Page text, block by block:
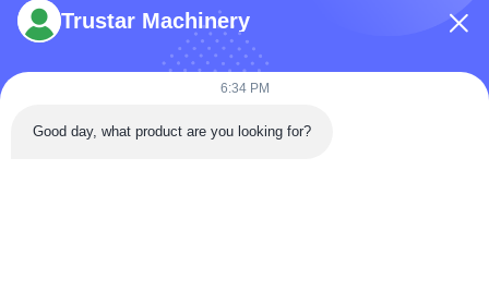
टेलीफोन: 86-180-5882-0351
Trustar Machinery
6:34 PM
Good day, what product are you looking for?